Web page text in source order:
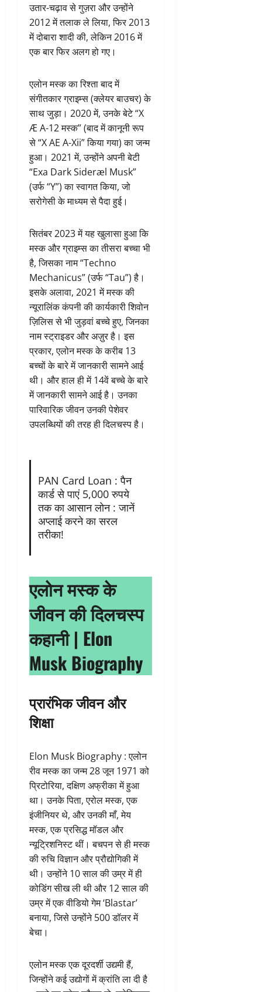
उतार-चढ़ाव से गुज़रा और उन्होंने
2012 में तलाक ले लिया, फिर 2013
में दोबारा शादी की, लेकिन 2016 में
एक बार फिर अलग हो गए।
एलोन मस्क का रिश्ता बाद में
संगीतकार ग्राइम्स (क्लेयर बाउचर) के
साथ जुड़ा। 2020 में, उनके बेटे “X
Æ A-12 मस्क” (बाद में कानूनी रूप
से “X AE A-Xii” किया गया) का जन्म
हुआ। 2021 में, उन्होंने अपनी बेटी
“Exa Dark Sideræl Musk”
(उर्फ “Y”) का स्वागत किया, जो
सरोगेसी के माध्यम से पैदा हुई।
सितंबर 2023 में यह खुलासा हुआ कि
मस्क और ग्राइम्स का तीसरा बच्चा भी
है, जिसका नाम “Techno
Mechanicus” (उर्फ “Tau”) है।
इसके अलावा, 2021 में मस्क की
न्यूरालिंक कंपनी की कार्यकारी शिवोन
ज़िलिस से भी जुड़वां बच्चे हुए, जिनका
नाम स्ट्राइडर और अज़ुर है। इस
प्रकार, एलोन मस्क के करीब 13
बच्चों के बारे में जानकारी सामने आई
थी। और हाल ही में 14वें बच्चे के बारे
में जानकारी सामने आई है। उनका
पारिवारिक जीवन उनकी पेशेवर
उपलब्धियों की तरह ही दिलचस्प है।
PAN Card Loan : पैन
कार्ड से पाएं 5,000 रुपये
तक का आसान लोन : जानें
अप्लाई करने का सरल
तरीका!
एलोन मस्क के
जीवन की दिलचस्प
कहानी| Elon
Musk Biography
प्रारंभिक जीवन और
शिक्षा
Elon Musk Biography : एलोन
रीव मस्क का जन्म 28 जून 1971 को
प्रिटोरिया, दक्षिण अफ्रीका में हुआ
था। उनके पिता, एरोल मस्क, एक
इंजीनियर थे, और उनकी माँ, मेय
मस्क, एक प्रसिद्ध मॉडल और
न्यूट्रिशनिस्ट थीं। बचपन से ही मस्क
की रुचि विज्ञान और प्रौद्योगिकी में
थी। उन्होंने 10 साल की उम्र में ही
कोडिंग सीख ली थी और 12 साल की
उम्र में एक वीडियो गेम ‘Blastar’
बनाया, जिसे उन्होंने 500 डॉलर में
बेचा।
एलोन मस्क एक दूरदर्शी उद्यमी हैं,
जिन्होंने कई उद्योगों में क्रांति ला दी है